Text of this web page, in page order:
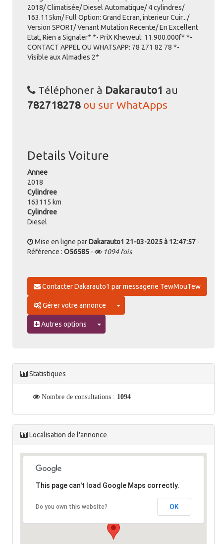
2018/ Climatisée/ Diesel Automatique/ 4 cylindres/
163.115km/ Full Option: Grand Ecran, interieur Cuir.../
Version SPORT/ Venant Mutation Recente/ En Excellent
Etat, Rien a Signaler* *- PriX Kheweul: 11.900.000f* *-
CONTACT APPEL OU WHATSAPP: 78 271 82 78 *-
Visible aux Almadies 2*
Téléphoner à Dakarauto1 au
782718278 ou sur WhatApps
Details Voiture
Annee
2018
Cylindree
163115 km
Cylindree
Diesel
Mise en ligne parDakarauto1 21-03-2025 à 12:47:57 -
Référence : O56585 - 1094 fois
Contacter Dakarauto1 par messagerie TewMouTew
Gérer votre annonce Toggle Dropdown
Autres options Toggle Dropdown
Statistiques
Nombre de consultations : 1094
Localisation de l'annonce
This page can't load Google Maps correctly.
Do you own this website? OK